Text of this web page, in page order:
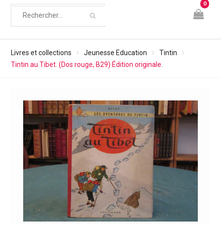
0
Livres et collections Jeunesse Education
Tintin
Tintin au Tibet. (Dos rouge, B29) Édition originale.